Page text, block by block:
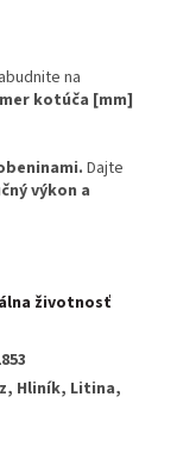
na
kotúča [mm]
Dajte
výkon a
životnosť
Hliník, Litina,